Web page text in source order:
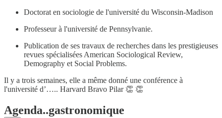
Doctorat en sociologie de l'université du Wisconsin-Madison
Professeur à l'université de Pennsylvanie.
Publication de ses travaux de recherches dans les prestigieuses
revues spécialisées American Sociological Review,
Demography et Social Problems.
Il y a trois semaines, elle a même donné une conférence à
l'université d’….. Harvard Bravo Pilar 👏 👏
Agenda..gastronomique